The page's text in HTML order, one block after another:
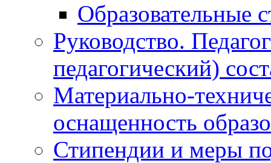
Образовательные
Руководство.
педагогический)
Материально-
оснащенность
Стипендии и меры